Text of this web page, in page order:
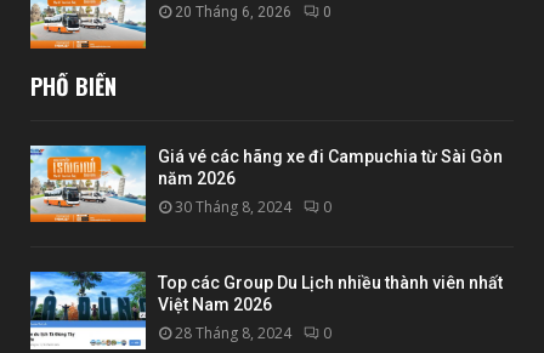
20 Tháng 6, 2026 0
PHỔ BIẾN
Giá vé các hãng xe đi Campuchia từ Sài Gòn
năm 2026
30 Tháng 8, 2024 0
Top các Group Du Lịch nhiều thành viên nhất
Việt Nam 2026
28 Tháng 8, 2024 0